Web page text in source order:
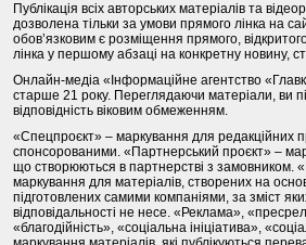
Публікація всіх авторських матеріалів та
дозволена тільки за умови прямого лінка на
обов’язковим є розміщення прямого,
лінка у першому абзаці на конкретну новину,
Онлайн-медіа «Інформаційне агентство
старше 21 року. Переглядаючи матеріали, ви
відповідність віковим обмеженням.
«Спецпроєкт» – маркування для редакційних
спонсорованими. «Партнерський проєкт» –
що створюються в партнерстві з замовником.
маркування для матеріалів, створених на
підготовлених самими компаніями, за зміст
відповідальності не несе. «Реклама»,
«благодійність», «соціальна ініціатива»,